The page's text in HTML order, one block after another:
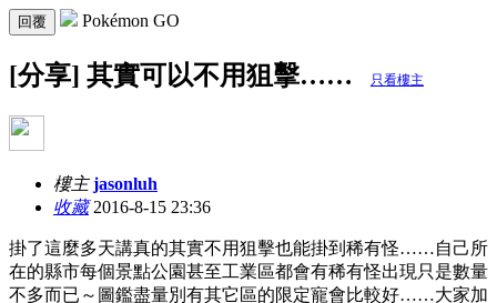
回覆 Pokémon GO
[分享] 其實可以不用狙擊…… 只看樓主
樓主 jasonluh
收藏2016-8-15 23:36
掛了這麼多天講真的其實不用狙擊也能掛到稀有怪……自己所
在的縣市每個景點公園甚至工業區都會有稀有怪出現只是數量
不多而已～圖鑑盡量別有其它區的限定寵會比較好……大家加